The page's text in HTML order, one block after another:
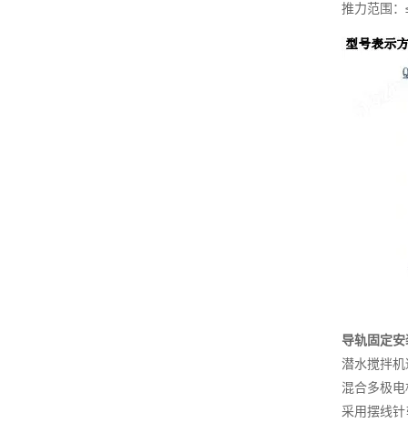
推力范围
导轨固定
潜水搅拌
混合多极
采用摆线